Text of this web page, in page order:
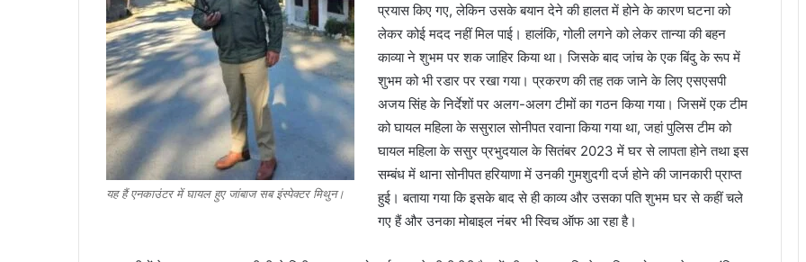
यह हैं एनकाउंटर में घायल हुए जांबाज सब इंस्पेक्टर मिथुन।
प्रयास किए गए, लेकिन उसके बयान देने की हालत में होने के कारण घटना को
लेकर कोई मदद नहीं मिल पाई। हालंकि, गोली लगने को लेकर तान्या की बहन
काव्या ने शुभम पर शक जाहिर किया था। जिसके बाद जांच के एक बिंदु के रूप में
शुभम को भी रडार पर रखा गया। प्रकरण की तह तक जाने के लिए एसएसपी
अजय सिंह के निर्देशों पर अलग-अलग टीमों का गठन किया गया। जिसमें एक टीम
को घायल महिला के ससुराल सोनीपत रवाना किया गया था, जहां पुलिस टीम को
घायल महिला के ससुर प्रभुदयाल के सितंबर 2023 में घर से लापता होने तथा इस
सम्बंध में थाना सोनीपत हरियाणा में उनकी गुमशुदगी दर्ज होने की जानकारी प्राप्त
हुई। बताया गया कि इसके बाद से ही काव्य और उसका पति शुभम घर से कहीं चले
गए हैं और उनका मोबाइल नंबर भी स्विच ऑफ आ रहा है।